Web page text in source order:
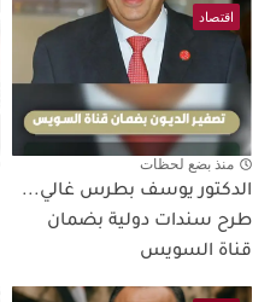
اقتصاد
منذ بضع لحظات
الدكتور يوسف بطرس غالي...
طرح سندات دولية بضمان
قناة السويس